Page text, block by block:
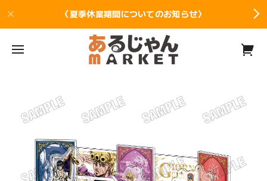
〈夏季休業期間についてのお知らせ〉